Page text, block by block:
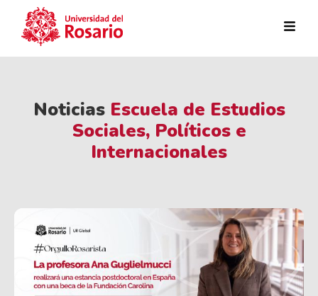
Noticias Escuela de Estudios
Sociales, Políticos e
Internacionales